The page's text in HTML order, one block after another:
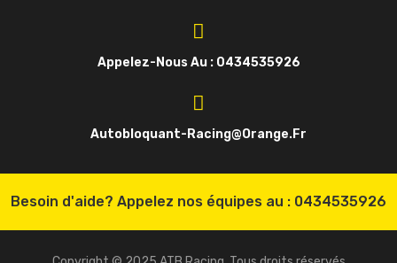
Appelez-Nous Au : 0434535926
Autobloquant-Racing@orange.fr
Besoin d'aide? Appelez nos équipes au : 0434535926